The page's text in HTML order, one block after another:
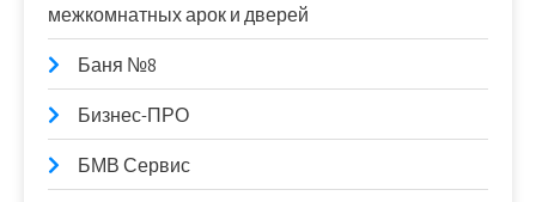
межкомнатных арок и дверей
Баня №8
Бизнес-ПРО
БМВ Сервис